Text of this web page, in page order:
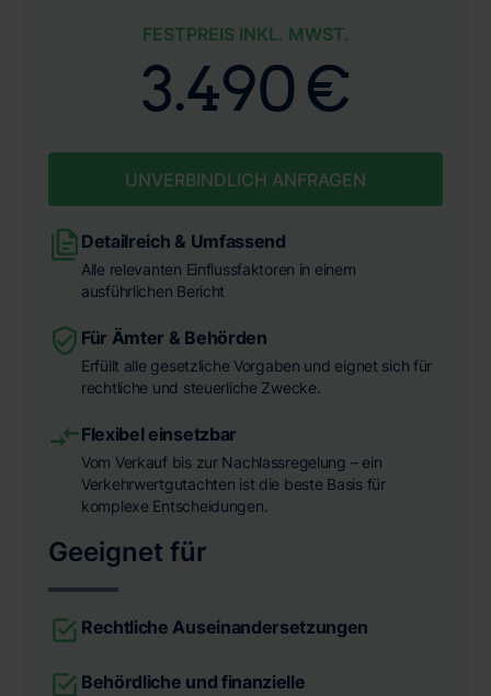
FESTPREIS INKL. MWST.
3.490 €
UNVERBINDLICH ANFRAGEN
Detailreich & Umfassend
Alle relevanten Einflussfaktoren in einem
ausführlichen Bericht
Für Ämter & Behörden
Erfüllt alle gesetzliche Vorgaben und eignet sich für
rechtliche und steuerliche Zwecke.
Flexibel einsetzbar
Vom Verkauf bis zur Nachlassregelung – ein
Verkehrwertgutachten ist die beste Basis für
komplexe Entscheidungen.
Geeignet für
Rechtliche Auseinandersetzungen
Behördliche und finanzielle